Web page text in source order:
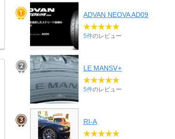
ADVAN NEOVA AD09
5件のレビュー
LE MANSⅤ+
5件のレビュー
RI-A